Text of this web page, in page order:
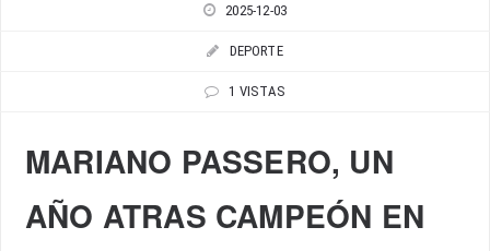
2025-12-03
DEPORTE
1 VISTAS
MARIANO PASSERO, UN
AÑO ATRAS CAMPEÓN EN